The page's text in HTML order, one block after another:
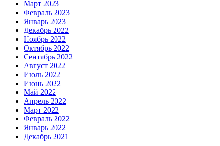
Март 2023
Февраль 2023
Январь 2023
Декабрь 2022
Ноябрь 2022
Октябрь 2022
Сентябрь 2022
Август 2022
Июль 2022
Июнь 2022
Май 2022
Апрель 2022
Март 2022
Февраль 2022
Январь 2022
Декабрь 2021